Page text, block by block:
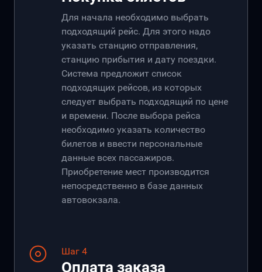
Для начала необходимо выбрать
подходящий рейс. Для этого надо
указать станцию отправления,
станцию прибытия и дату поездки.
Система предложит список
подходящих рейсов, из которых
следует выбрать подходящий по цене
и времени. После выбора рейса
необходимо указать количество
билетов и ввести персональные
данные всех пассажиров.
Приобретение мест производится
непосредственно в базе данных
автовокзала.
Шаг 4
Оплата заказа